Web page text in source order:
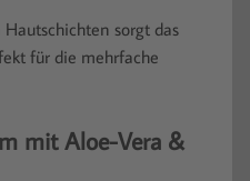
sorgt das
für die mehrfache
mit Aloe-Vera &